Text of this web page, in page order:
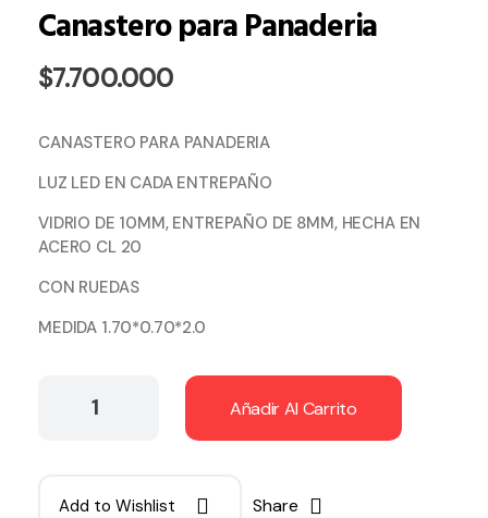
Canastero para Panaderia
$7.700.000
CANASTERO PARA PANADERIA
LUZ LED EN CADA ENTREPAÑO
VIDRIO DE 10MM, ENTREPAÑO DE 8MM, HECHA EN
ACERO CL 20
CON RUEDAS
MEDIDA 1.70*0.70*2.0
Añadir Al Carrito
Add to Wishlist Share